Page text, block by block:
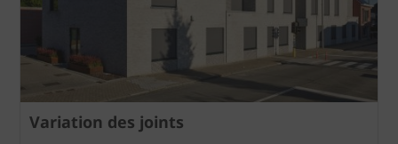
Variation des joints